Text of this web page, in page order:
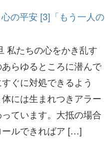
の平安 [3]「もう一人の
私たちの心をかき乱す
らゆるところに潜んで
ぐに対処できるよう
には生まれつきアラー
ています。大抵の場合
ールできればア […]